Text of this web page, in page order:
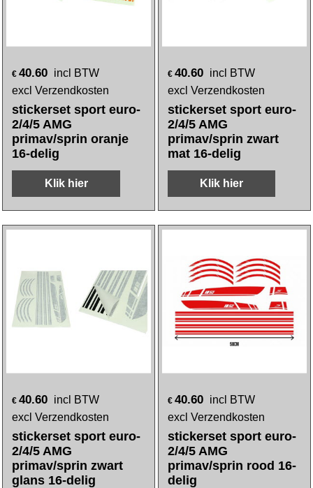
€ 40.60 incl BTW
excl Verzendkosten
stickerset sport euro-
2/4/5 AMG
primav/sprin oranje
16-delig
Klik hier
€ 40.60 incl BTW
excl Verzendkosten
stickerset sport euro-
2/4/5 AMG
primav/sprin zwart
mat 16-delig
Klik hier
€ 40.60 incl BTW
excl Verzendkosten
stickerset sport euro-
2/4/5 AMG
primav/sprin zwart
glans 16-delig
€ 40.60 incl BTW
excl Verzendkosten
stickerset sport euro-
2/4/5 AMG
primav/sprin rood 16-
delig